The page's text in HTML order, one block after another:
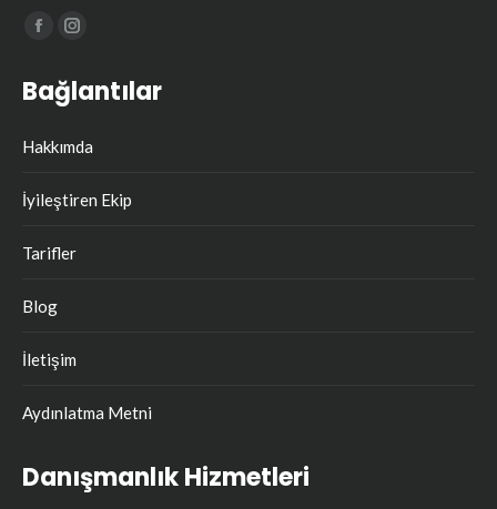
Find us on:
Facebook
opens
new
Instagram
opens
new
Bağlantılar
Hakkımda
İyileştiren Ekip
Tarifler
Blog
İletişim
Aydınlatma Metni
Danışmanlık Hizmetleri